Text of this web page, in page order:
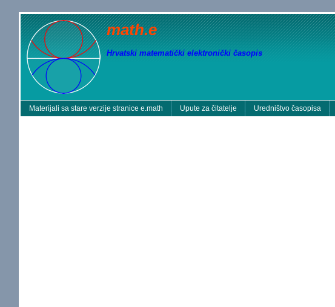
math.e
Hrvatski matematički elektronički časopis
Materijali sa stare verzije stranice e.math Upute za čitatelje Uredništvo časopisa